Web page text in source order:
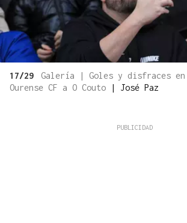
17/29
Galería | Goles y disfraces
Ourense CF a O Couto
| José Paz